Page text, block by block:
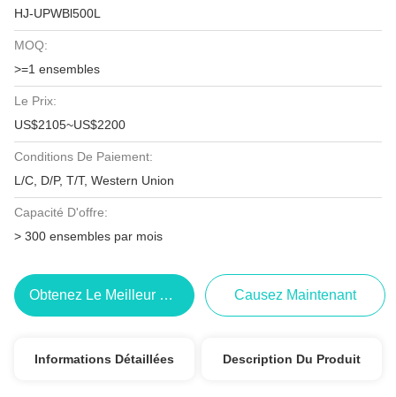
HJ-UPWBl500L
MOQ:
>=1 ensembles
Le Prix:
US$2105~US$2200
Conditions De Paiement:
L/C, D/P, T/T, Western Union
Capacité D'offre:
> 300 ensembles par mois
Obtenez Le Meilleur Prix Causez Maintenant
Informations Détaillées Description Du Produit